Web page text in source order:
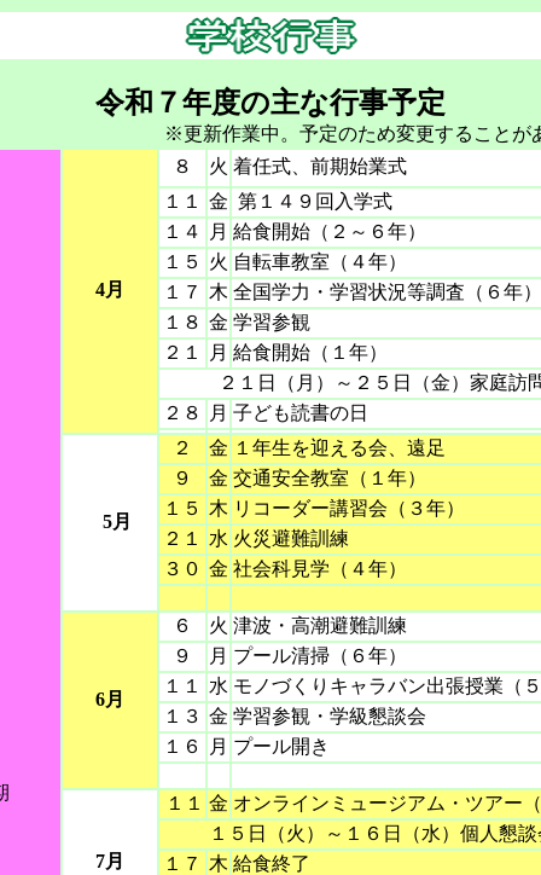
令和７年度の主な行事予定
業中。予定のため変更することがあり
4月
８ 火 着任式、前期始業式
１１
金 第１４９回入学式
１４
月 給食開始（２～６年）
１５
火 自転車教室（４年）
１７
木 全国学力・学習状況等調査（６年）
１８ 金 学習参
２１
月 給食開始（１年）
２１日（月）～２５日（金）家庭訪
２８
月 子ども読書の日
5月
２ 金 １年生を迎える会、遠足
９
金 交通安全教室（１年）
１５
木 リコーダー講習会（３年）
２１
水 火災避難訓練
３０ 金 社会科見学（４年）
6月
６ 火 津波・高潮避難訓練
９
月 プール清掃（６年）
１１
水 モノづくりキャラバン出張授業（５
１３ 金 学習参観・学級懇談会
１６
月 プール開き
7月
１１ 金 オンラインミュージアム・ツアー
１５日（火）～１６日（水）個人懇談
１７
木 給食終了